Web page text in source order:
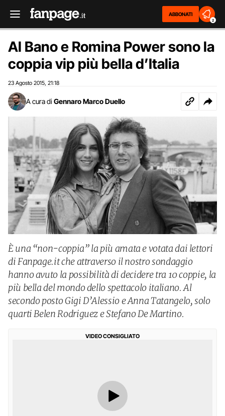
ABBONATI
2
Al Bano e Romina Power sono la
coppia vip più bella d’Italia
23 Agosto 2015 21:18
A cura di Gennaro Marco Duello
È una “non-coppia” la più amata e votata dai lettori
di Fanpage.it che attraverso il nostro sondaggio
hanno avuto la possibilità di decidere tra 10 coppie, la
più bella del mondo dello spettacolo italiano. Al
secondo posto Gigi D’Alessio e Anna Tatangelo, solo
quarti Belen Rodriguez e Stefano De Martino.
VIDEO CONSIGLIATO